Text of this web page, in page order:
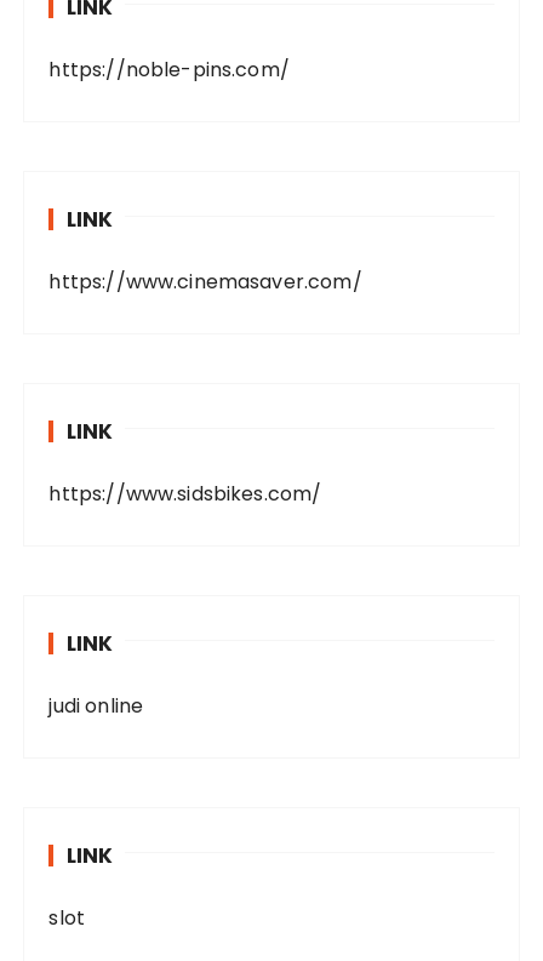
LINK
https://noble-pins.com/
LINK
https://www.cinemasaver.com/
LINK
https://www.sidsbikes.com/
LINK
judi online
LINK
slot